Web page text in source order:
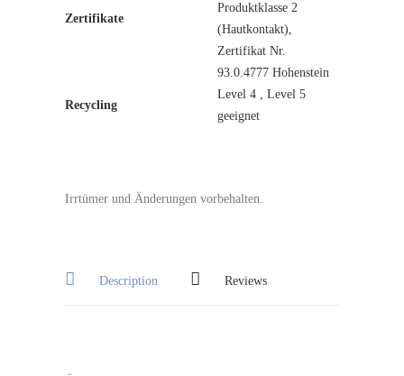
Zertifikate
Produktklasse 2
(Hautkontakt),
Zertifikat Nr.
93.0.4777 Hohenstein
Recycling
Level 4 , Level 5
geeignet
Irrtümer und Änderungen vorbehalten.
Description Reviews